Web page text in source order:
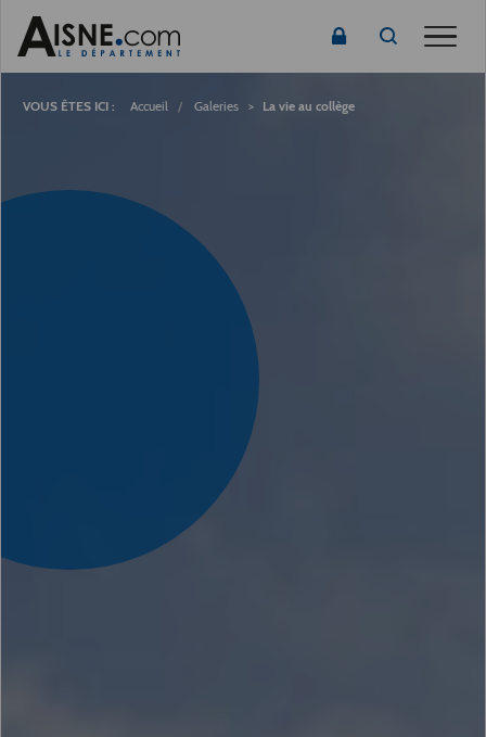
Fil
d'Ariane
Accueil Galeries La vie au collège